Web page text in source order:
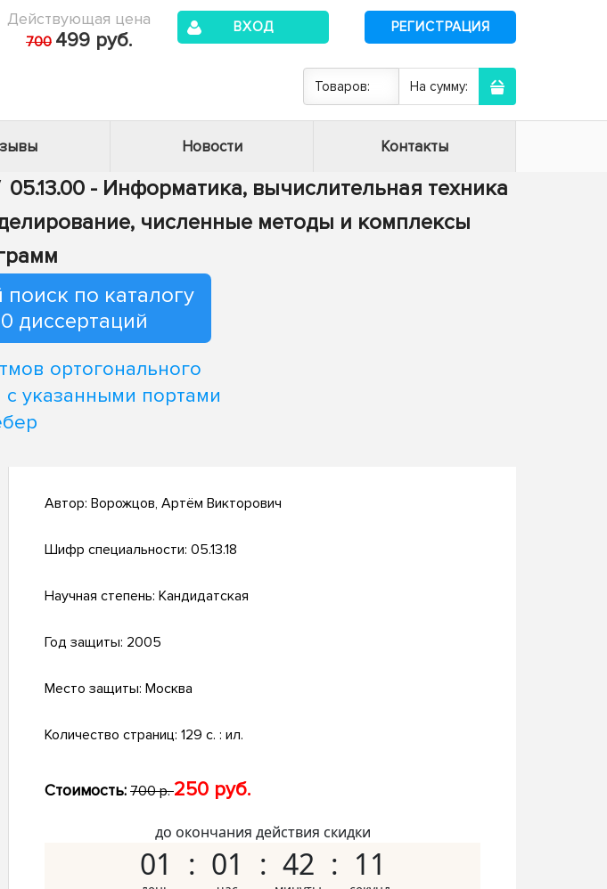
Действующая цена
700 499 руб.
ВХОД РЕГИСТРАЦИЯ
Товаров: На сумму:
Новости Контакты
05.13.00 - Информатика, вычислительная техника
численные методы и комплексы
по каталогу
диссертаций
ортогонального
указанными портами
Автор: Ворожцов, Артём Викторович
Шифр специальности: 05.13.18
Научная степень: Кандидатская
Год защиты: 2005
Место защиты: Москва
Количество страниц: 129 с. : ил.
Стоимость: 700 р.250 руб.
до окончания действия скидки
01 01 42 10